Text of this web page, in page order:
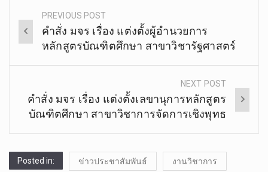
Post
navigation
PREVIOUS POST
คำสั่ง มจร เรื่อง แต่งตั้งผู้อำนวยการ
หลักสูตรบัณฑิตศึกษา สาขาวิชารัฐศาสตร์
NEXT POST
คำสั่ง​ มจร​ เรื่อง​ แต่งตั้ง​เลขานุการ​หลักสูตร​
บัณฑิต​ศึกษา​ สาขาวิชา​การจัดการ​เชิง​พุทธ
Posted in: ข่าวประชาสัมพันธ์ งานวิชาการ